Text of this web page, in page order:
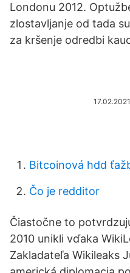
Londonu 2012.
zlostavljanje od tada
za kršenje odredbi
17.02.2021
Bitcoinová hdd
Čo je redditor
Čiastočne to
2010 unikli vďaka
Zakladateľa Wikileaks